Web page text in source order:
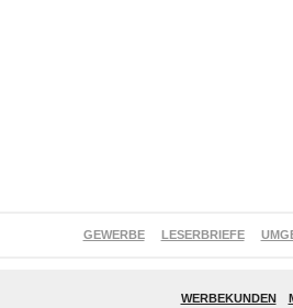
GEWERBE LESERBRIEFE
WERBEKUNDEN